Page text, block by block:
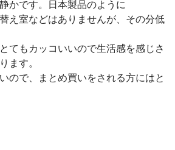
かです。日本製品のように
え室などはありませんが、その分低
てもカッコいいので生活感を感じさ
ます。
ので、まとめ買いをされる方にはと